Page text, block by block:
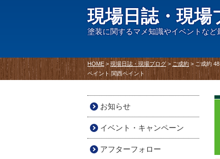
現場日誌・現場
塗装に関するマメ知識やイベントなど
HOME> 現場日誌・現場ブログ > ご成約 > ご成約
ペイント 関西ペイント
お知らせ
イベント・キャンペーン
アフターフォロー